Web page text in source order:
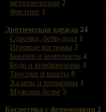
металлические 2
Фистинг 1
Эротическая одежда 24
Сорочки, беби-долл 1
Игровые костюмы 2
Бикини и комплекты 4
Боди и комбинезоны 3
Трусики и шорты 8
Халаты и пеньюары 1
Мужское белье 5
Косметика с феромонами 2